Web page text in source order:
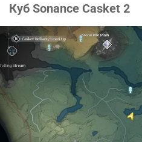
Куб Sonance Casket 2